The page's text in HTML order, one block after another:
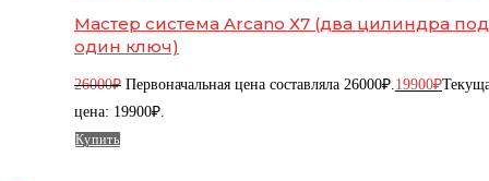
Мастер система Arcano Х7 (два цилиндра под
один ключ)
26000₽ Первоначальная цена составляла 26000₽.19900₽
цена: 19900₽.
Купить